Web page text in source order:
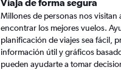
Viaja de forma segura
Millones de personas nos visitan
encontrar los mejores vuelos.
planificación de viajes sea fácil,
información útil y gráficos
pueden ayudarte a tomar